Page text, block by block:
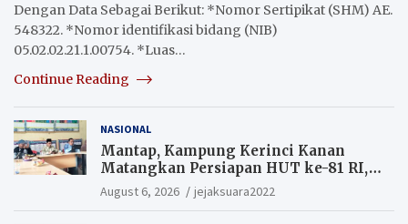
Dengan Data Sebagai Berikut: *Nomor Sertipikat (SHM) AE.
548322. *Nomor identifikasi bidang (NIB)
05.02.02.21.1.00754. *Luas…
Continue Reading
NASIONAL
Mantap, Kampung Kerinci Kanan
Matangkan Persiapan HUT ke-81 RI,
Warga yang ikut Upacara
Berkesempatan Raih Hadiah
August 6, 2026 jejaksuara2022